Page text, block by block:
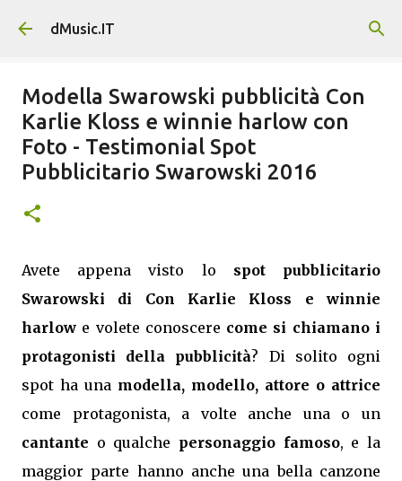
Passa ai contenuti principali
dMusic.IT
Modella Swarowski pubblicità Con
Karlie Kloss e winnie harlow con
Foto - Testimonial Spot
Pubblicitario Swarowski 2016
Avete appena visto lo spot pubblicitario
Swarowski di Con Karlie Kloss e winnie
harlow e volete conoscere come si chiamano i
protagonisti della pubblicità? Di solito ogni
spot ha una modella, modello, attore o attrice
come protagonista, a volte anche una o un
cantante o qualche personaggio famoso, e la
maggior parte hanno anche una bella canzone